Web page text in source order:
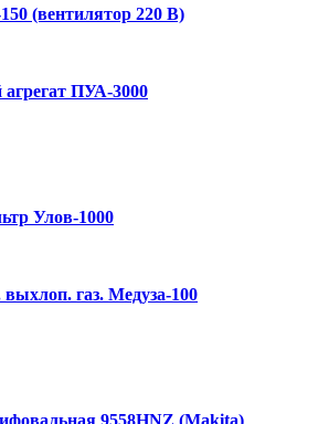
(вентилятор 220 В)
ПУА-3000
Улов-1000
выхлоп. газ. Медуза-100
9558HNZ (Makita)